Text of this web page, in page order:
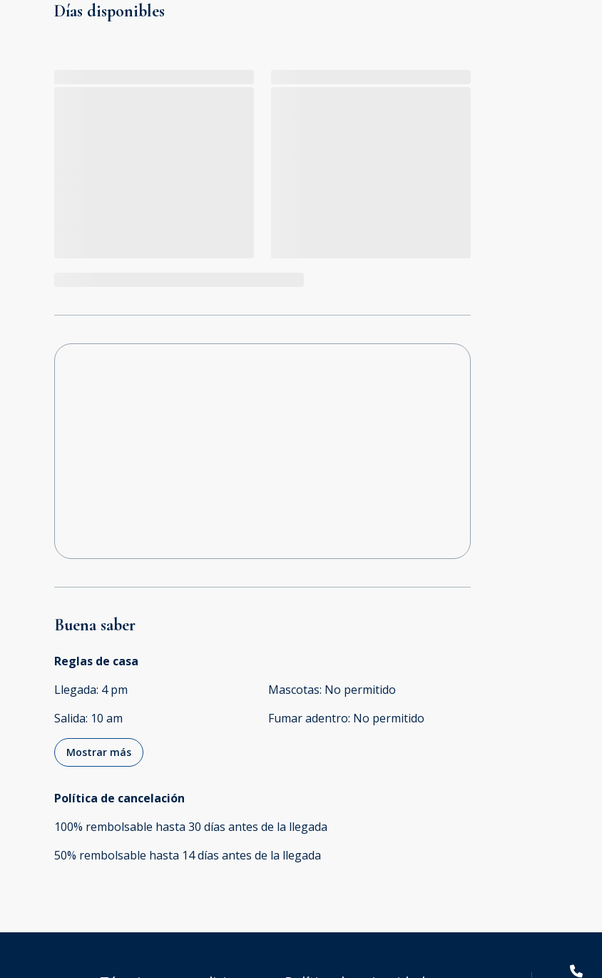
Días disponibles
Buena saber
Reglas de casa
Llegada: 4 pm
Salida: 10 am
Mascotas: No permitido
Fumar adentro: No permitido
Mostrar más
Política de cancelación
100% rembolsable hasta 30 días antes de la llegada
50% rembolsable hasta 14 días antes de la llegada